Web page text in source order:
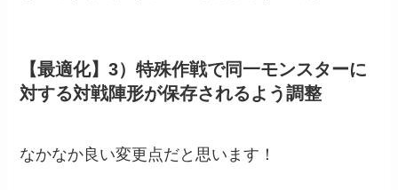
【最適化】3）特殊作戦で同一モンスターに
対する対戦陣形が保存されるよう調整
なかなか良い変更点だと思います！